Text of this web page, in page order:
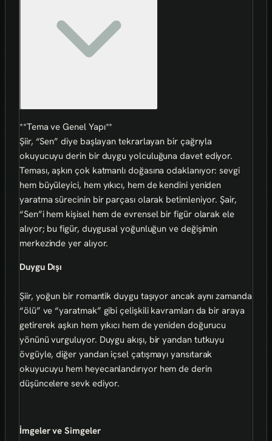
**Tema ve Genel Yapı**
Şiir, “Sen” diye başlayan tekrarlayan bir çağrıyla
okuyucuyu derin bir duygu yolculuğuna davet ediyor.
Teması, aşkın çok katmanlı doğasına odaklanıyor: sevgi
hem büyüleyici, hem yıkıcı, hem de kendini yeniden
yaratma sürecinin bir parçası olarak betimleniyor. Şair,
“Sen”i hem kişisel hem de evrensel bir figür olarak ele
alıyor; bu figür, duygusal yoğunluğun ve değişimin
merkezinde yer alıyor.
Duygu Dışı
Şiir, yoğun bir romantik duygu taşıyor ancak aynı zamanda
“ölü” ve “yaratmak” gibi çelişkili kavramları da bir araya
getirerek aşkın hem yıkıcı hem de yeniden doğurucu
yönünü vurguluyor. Duygu akışı, bir yandan tutkuyu
övgüyle, diğer yandan içsel çatışmayı yansıtarak
okuyucuyu hem heyecanlandırıyor hem de derin
düşüncelere sevk ediyor.
İmgeler ve Simgeler